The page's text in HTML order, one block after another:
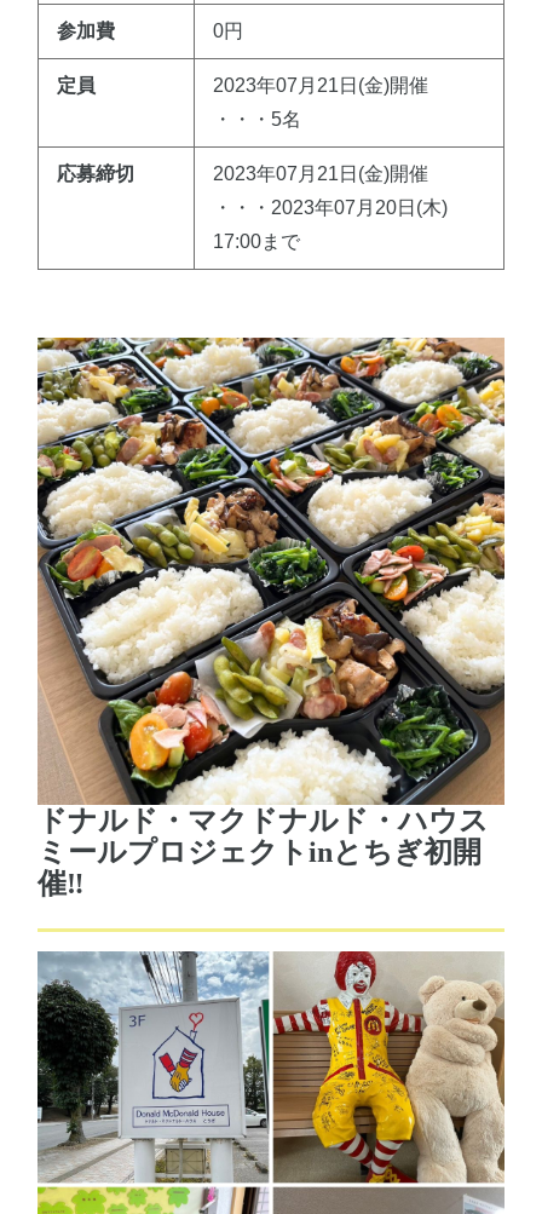
参加費 0円
定員
2023年07月21日(金)開催
・・・5名
応募締切
2023年07月21日(金)開催
・・・2023年07月20日(木)
17:00まで
ドナルド・マクドナルド・ハウス
ミールプロジェクトinとちぎ初開
催‼